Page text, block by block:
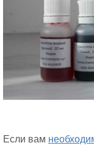
Если вам